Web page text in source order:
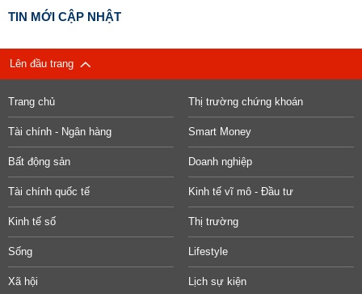
TIN MỚI CẬP NHẬT
Lên đầu trang
Trang chủ Thị trường chứng khoán
Tài chính - Ngân hàng Smart Money
Bất động sản Doanh nghiệp
Tài chính quốc tế Kinh tế vĩ mô - Đầu tư
Kinh tế số Thị trường
Sống Lifestyle
Xã hội Lịch sự kiện